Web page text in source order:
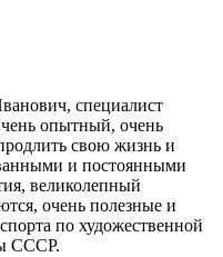
специалист
опытный, очень
свою жизнь и
и постоянными
великолепный
очень полезные и
по художественной
СССР.